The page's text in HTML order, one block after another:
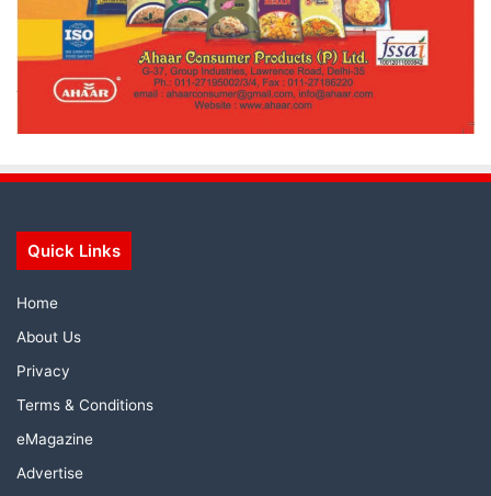
Quick Links
Home
About Us
Privacy
Terms & Conditions
eMagazine
Advertise